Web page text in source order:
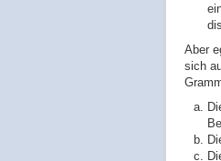
Aber
sich